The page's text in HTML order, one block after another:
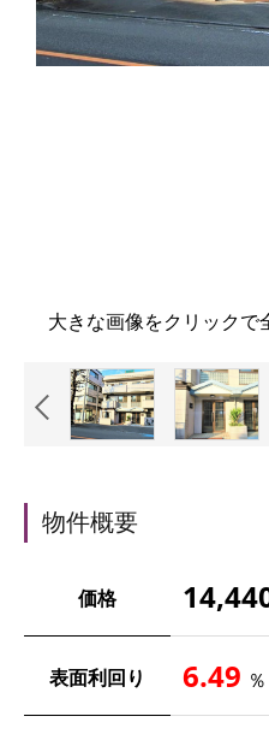
大きな画像をクリックで
物件概要
価格
表面利回り 6.49 ％